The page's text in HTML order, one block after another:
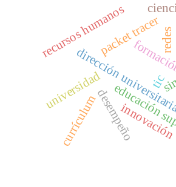
desempeño
educación
dirección
recursos humanospacket tracerredes
tic
universidad
currículum innovación